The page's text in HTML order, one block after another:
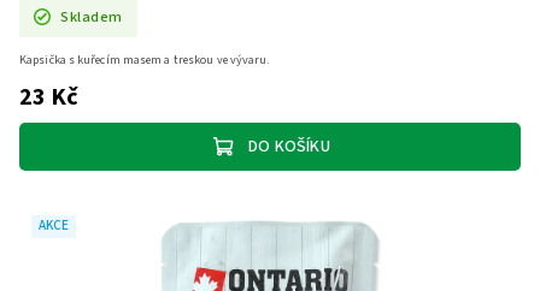
Skladem
23 Kč
DO KOŠÍKU
Kapsička s kuřecím masem a treskou ve vývaru.
AKCE